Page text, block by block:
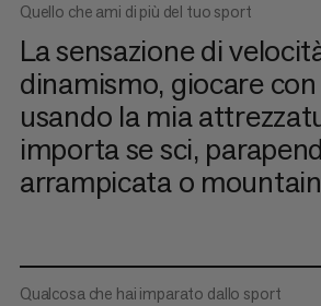
Quello che ami di più del tuo sport
La sensazione di
dinamismo, giocare
usando la mia
importa se sci,
arrampicata o
Qualcosa che hai imparato dallo sport